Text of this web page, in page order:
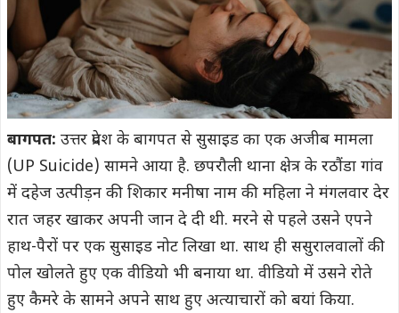
बागपत: उत्तर प्रदेश के बागपत से सुसाइड का एक अजीब मामला
(UP Suicide) सामने आया है. छपरौली थाना क्षेत्र के रठौंडा गांव
में दहेज उत्पीड़न की शिकार मनीषा नाम की महिला ने मंगलवार देर
रात जहर खाकर अपनी जान दे दी थी. मरने से पहले उसने एपने
हाथ-पैरों पर एक सुसाइड नोट लिखा था. साथ ही ससुरालवालों की
पोल खोलते हुए एक वीडियो भी बनाया था. वीडियो में उसने रोते
हुए कैमरे के सामने अपने साथ हुए अत्याचारों को बयां किया.